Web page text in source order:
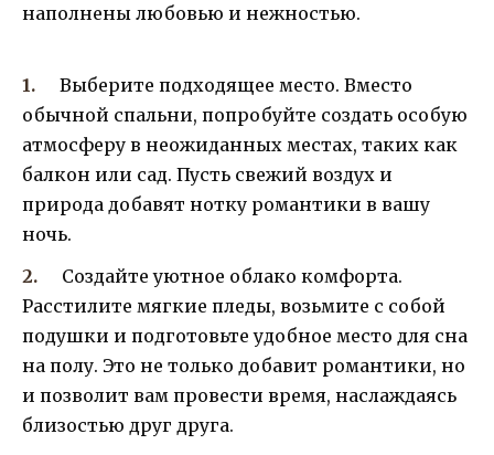
наполнены любовью и нежностью.
Выберите подходящее место. Вместо
обычной спальни, попробуйте создать особую
атмосферу в неожиданных местах, таких как
балкон или сад. Пусть свежий воздух и
природа добавят нотку романтики в вашу
ночь.
Создайте уютное облако комфорта.
Расстилите мягкие пледы, возьмите с собой
подушки и подготовьте удобное место для сна
на полу. Это не только добавит романтики, но
и позволит вам провести время, наслаждаясь
близостью друг друга.